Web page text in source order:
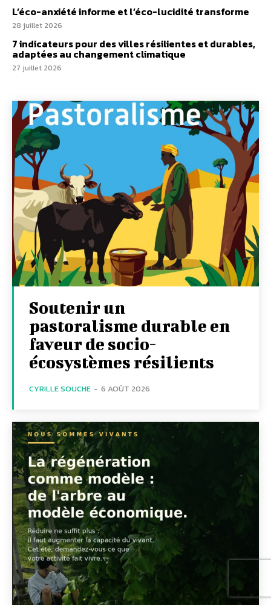
L’éco-anxiété informe et l’éco-lucidité transforme
28 juillet 2026
7 indicateurs pour des villes résilientes et durables,
adaptées au changement climatique
27 juillet 2026
Soutenir un
pastoralisme durable en
faveur de socio-
écosystèmes résilients
CYRILLE SOUCHE - 6 AOÛT 2026